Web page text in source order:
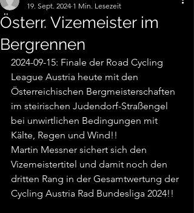
Österr. Vizemeister im
Bergrennen
19. Sept. 2024 1 Min. Lesezeit
2024-09-15: Finale der Road Cycling
League Austria heute mit den
Österreichischen Bergmeisterschaften
im steirischen Judendorf-Straßengel
bei unwirtlichen Bedingungen mit
Kälte, Regen und Wind!!
Martin Messner sichert sich den
Vizemeistertitel und damit noch den
dritten Rang in der Gesamtwertung der
Cycling Austria Rad Bundesliga 2024!!